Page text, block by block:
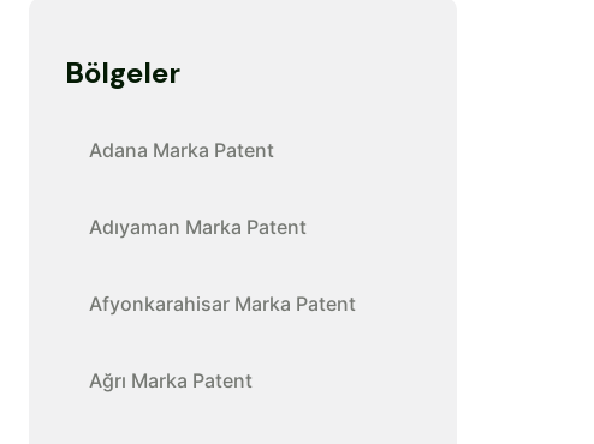
Bölgeler
Adana Marka Patent
Adıyaman Marka Patent
Afyonkarahisar Marka Patent
Ağrı Marka Patent